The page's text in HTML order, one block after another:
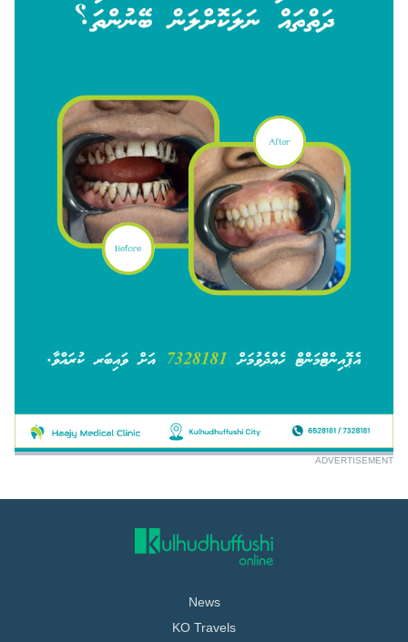
ADVERTISEMENT
News
KO Travels